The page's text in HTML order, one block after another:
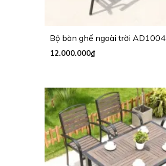
Bộ bàn ghế ngoài trời AD1004
12.000.000₫